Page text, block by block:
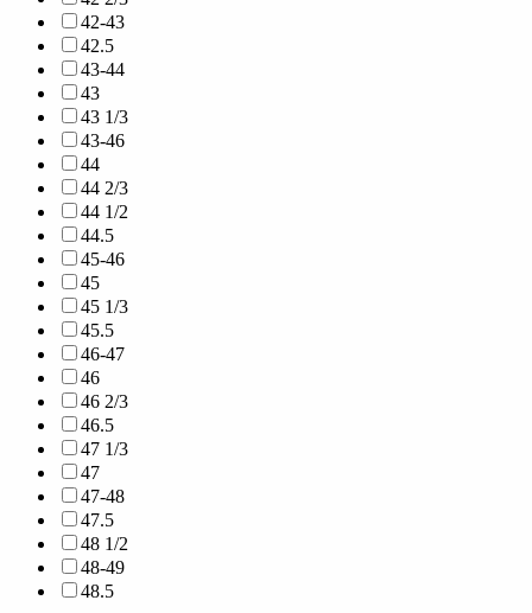
42-43
42.5
43-44
43
43 1/3
43-46
44
44 2/3
44 1/2
44.5
45-46
45
45 1/3
45.5
46-47
46
46 2/3
46.5
47 1/3
47
47-48
47.5
48 1/2
48-49
48.5